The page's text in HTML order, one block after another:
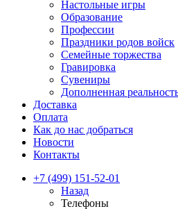
Настольные игры
Образование
Профессии
Праздники родов войск
Семейные торжества
Гравировка
Сувениры
Дополненная
Доставка
Оплата
Как до нас добраться
Новости
Контакты
+7 (499) 151-52-01
Назад
Телефоны